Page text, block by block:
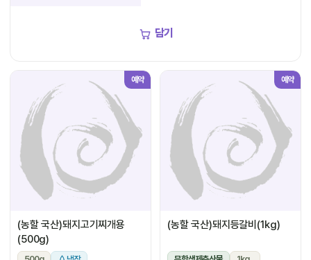
담기
예약
(농할 국산)돼지고기찌개용
(500g)
예약
(농할 국산)돼지등갈비(1kg)